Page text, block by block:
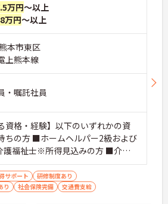
万円～以上
万円～以上
本市東区
上熊本線
・嘱託社員
資格・経験】以下のいずれかの資
ちの方 ■ホームヘルパー2級および
護福祉士※所得見込みの方 ■介護
自動車運転免許（AT
下の経験をお持ちの
■実務経験者を歓迎します。 ※
サポート
研修制度あり
り
社会保険完備 交通費支給